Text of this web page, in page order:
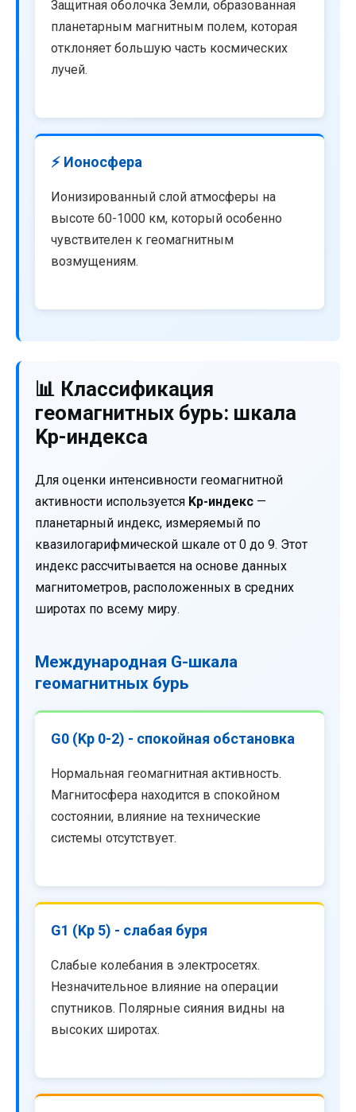
Защитная оболочка Земли, образованная
планетарным магнитным полем, которая
отклоняет большую часть космических
лучей.
⚡ Ионосфера
Ионизированный слой атмосферы на
высоте 60-1000 км, который особенно
чувствителен к геомагнитным
возмущениям.
📊 Классификация
геомагнитных бурь: шкала
Kp-индекса
Для оценки интенсивности геомагнитной
активности используется Kp-индекс —
планетарный индекс, измеряемый по
квазилогарифмической шкале от 0 до 9. Этот
индекс рассчитывается на основе данных
магнитометров, расположенных в средних
широтах по всему миру.
Международная G-шкала
геомагнитных бурь
G0 (Kp 0-2) - спокойная обстановка
Нормальная геомагнитная активность.
Магнитосфера находится в спокойном
состоянии, влияние на технические
системы отсутствует.
G1 (Kp 5) - слабая буря
Слабые колебания в электросетях.
Незначительное влияние на операции
спутников. Полярные сияния видны на
высоких широтах.